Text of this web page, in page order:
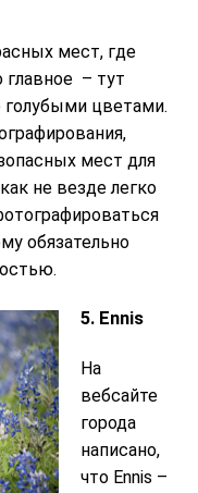
мест, где
главное – тут
голубыми цветами.
мест для
не везде легко
обязательно
5. Ennis
На
вебсайте
города
написано,
что Ennis –